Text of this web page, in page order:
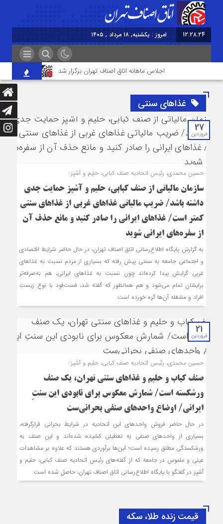
12:28:25 امروز : یکشنبه, ۱۸ مرداد , ۱۴۰۵
اجلاس ماهانه اتاق اصناف تهران برگزار شد خودتحریمی
غذاهای سنتی
27
فروردین
حسین محمدی، رئیس اتحادیه صنف کبابی، حلیم و آشپز:
سازمان مالیاتی از صنف کبابی، حلیم و آشپز حمایت جدی
داشته باشد/ ضریب مالیاتی غذاهای غربی از غذاهای سنتی
کمتر است/ غذاهای ایرانی را صادر کنید و مانع حذف آن
از سفره‌های ایرانی شوید
به گزارش پایگاه اطلاع‌رسانی اتاق اصناف تهران، در حال حاضر شرایط اقتصادی
و اجتماعی جامعه به سمتی پیش رفته که بسیاری از مردم نسبت به غذاهای
غربی گرایش پیدا کرده‌اند چون نسبت به غذاهای ایرانی، هم به‌صرفه‌تر
برایشان تمام می‌شود و هم همانطور که گفته شد، فست‌فود با نوع زیستِ
افراد و مشغله آن‌ها گره خورده است.
21
فروردین
حسین محمدی، رئیس اتحادیه صنف کبابی، حلیم و آشپز:
صنف کباب و حلیم و غذاهای سنتی تهران، یک صنف
ورشکسته‌ است/ شمارش معکوس برای نابودی این سنتِ
ایرانی/ اوضاع واحدهای صنفی بحرانی‌ست
در حال حاضر فروش واحدهای این اتحادیه در شرایط بحرانی قرارگرفته،
بسیاری از واحدهای صنفی به تعطیلی کشیده شده‌اند و این صنف به
ورشکستگی مطلق رسیده است؛ این‌ها برآوردی هستند که علاوه بر مشاهدات
عینی و ملموس در جامعه که از گفته‌های رئیس اتحادیه صنف کبابی، حلیم و
آشپز در گفتگو با پایگاه اطلاع‌رسانی اتاق اصناف تهران، حاصل شده است.
قیمت زنده طلا، سکه